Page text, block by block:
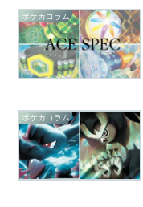
ポケカコラム
ポケカコラム